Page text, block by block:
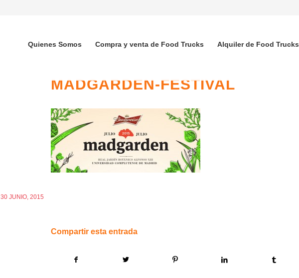
Quienes Somos Compra y venta de Food Trucks Alquiler de Food Trucks
MADGARDEN-FESTIVAL
30 JUNIO, 2015
Compartir esta entrada